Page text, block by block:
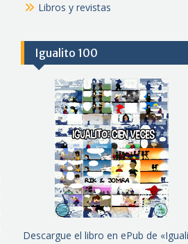
Libros y revistas
Igualito 100
Descargue el libro en ePub de